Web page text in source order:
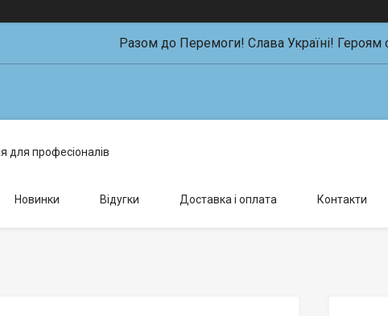
Разом до Перемоги! Слава Україні! Героям
для професіоналів
Новинки Відугки Доставка і оплата Контакти